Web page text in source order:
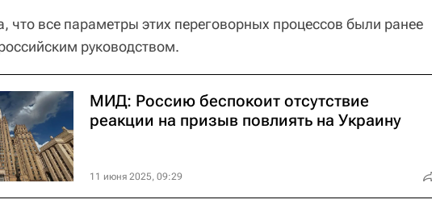
что все параметры этих переговорных процессов были ранее
руководством.
МИД: Россию беспокоит отсутствие
реакции на призыв повлиять на Украину
11 июня 2025, 09:29